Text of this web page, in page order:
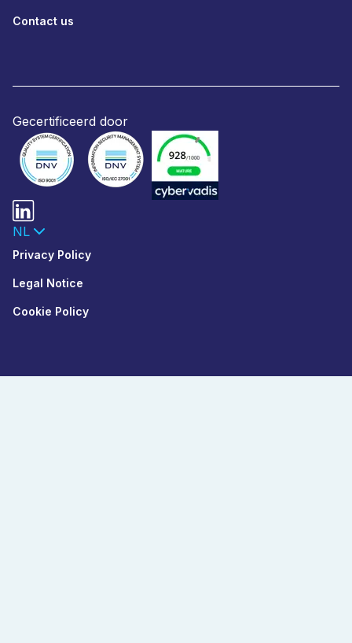
Contact us
Gecertificeerd door
NL
Privacy Policy
Legal Notice
Cookie Policy